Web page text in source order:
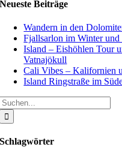
Neueste Beiträge
Wandern in den
Fjallsarlon im Winter und
Island – Eishöhlen Tour
Vatnajökull
Cali Vibes – Kalifornien
Island Ringstraße im
Schlagwörter